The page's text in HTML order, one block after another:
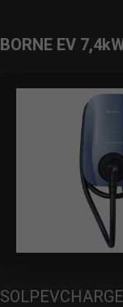
BORNE EV